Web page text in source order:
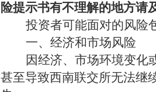
险提示书有不理解的地方请
投资者可能面对的风险
一、 经济和市场风险
因经济、市场环境变化
甚至导致西南联交所无法继